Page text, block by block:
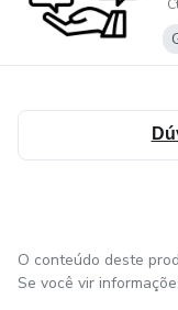
O conteúdo deste
Se você vir